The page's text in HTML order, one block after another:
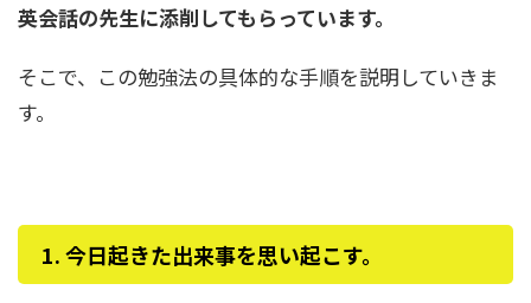
英会話の先生に添削してもらっています。
そこで、この勉強法の具体的な手順を説明していきま
す。
1. 今日起きた出来事を思い起こす。